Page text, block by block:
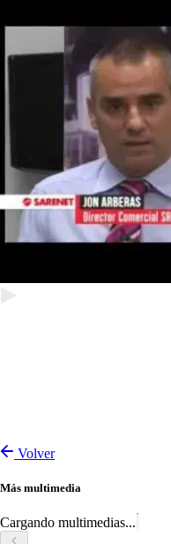
Volver
Más multimedia
Cargando multimedias...